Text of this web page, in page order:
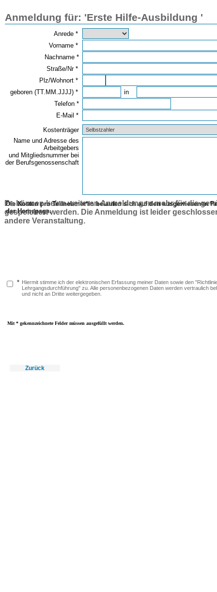
Anmeldung für: 'Erste Hilfe-Ausbildung '
Anrede *
Vorname *
Nachname *
Straße/Nr *
Plz/Wohnort *
E-Mail *
geboren (TT.MM.JJJJ) *
Kostenträger
Telefon *
Name und Adresse des
Arbeitgebers
und Mitgliedsnummer bei
der Berufsgenossenschaft
Zurück
Es können keine weiteren Anmeldungen mehr für die
gespeichert werden. Die Anmeldung ist leider
andere Veranstaltung.
Hiermit stimme ich der elektronischen Erfassung meiner Daten sowie den
Lehrgangsdurchführung" zu. Alle personenbezogenen Daten werden vertraulich
und nicht an Dritte weitergegeben.
*
Mit * gekennzeichnete Felder müssen ausgefüllt werden.
in
Die Kosten pro Teilnehmer*in belaufen sich auf den ausgewiesenen
der Homepage.